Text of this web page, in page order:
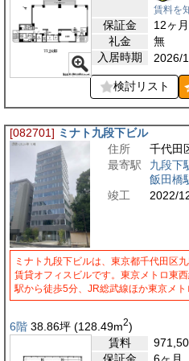
賃料を
保証金
12ヶ月
礼金
無
入居時期
2026/
検討リスト
[082701] ミナト九段下ビル
住所
千代田
最寄駅
九段下
飯田橋
竣工
2022/
ミナト九段下ビルは、東京都千代田区
賃貸オフィスビルです。東京メトロ東
駅から徒歩5分、JR総武線ほか東京メ
6階 38.86坪 (128.49m2)
賃料